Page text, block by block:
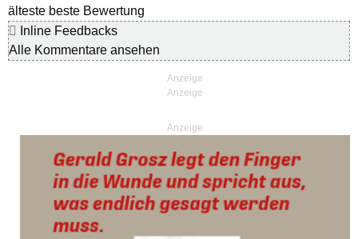
älteste beste Bewertung
Inline Feedbacks
Alle Kommentare ansehen
Anzeige